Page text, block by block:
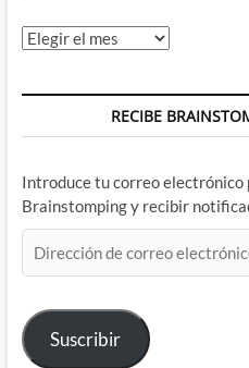
la
literatura
Archivos
RECIBE
Introduce tu correo
Brainstomping y recibir
de
electrónico
Suscribir